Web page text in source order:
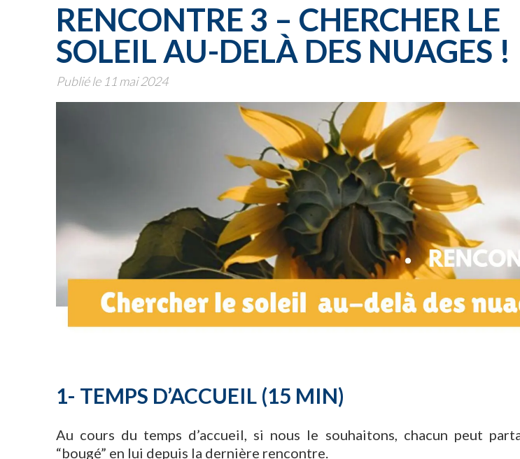
RENCONTRE 3 – CHERCHER LE
SOLEIL AU-DELÀ DES NUAGES !
Publié le 11 mai 2024
1- TEMPS D’ACCUEIL (15 MIN)
Au cours du temps d’accueil, si nous le souhaitons, chacun peut
“bougé” en lui depuis la dernière rencontre.